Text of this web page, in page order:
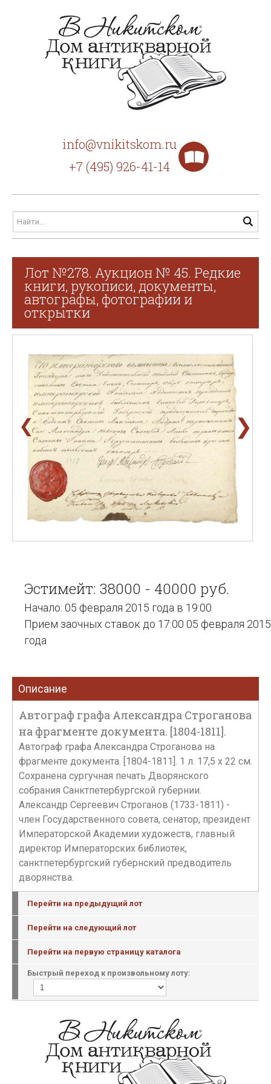
info@vnikitskom.ru
+7 (495) 926-41-14
Лот №278. Аукцион № 45. Редкие
книги, рукописи, документы,
автографы, фотографии и
открытки
❮ ❯
Эстимейт: 38000 - 40000 руб.
Начало: 05 февраля 2015 года в 19:00
Прием заочных ставок до 17:00 05 февраля 2015
года
Описание
Автограф графа Александра Строганова
на фрагменте документа. [1804-1811].
Автограф графа Александра Строганова на
фрагменте документа. [1804-1811]. 1 л. 17,5 х 22 см.
Сохранена сургучная печать Дворянского
собрания Санктпетербургской губернии.
Александр Сергеевич Строганов (1733-1811) -
член Государственного совета, сенатор, президент
Императорской Академии художеств, главный
директор Императорских библиотек,
санктпетербургский губернский предводитель
дворянства.
Перейти на предыдущий лот
Перейти на следующий лот
Перейти на первую страницу каталога
Быстрый переход к произвольному лоту: